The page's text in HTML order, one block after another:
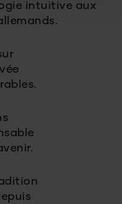
intuitive aux